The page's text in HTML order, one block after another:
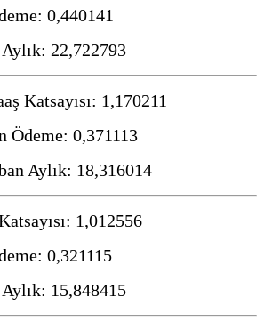
0,440141
22,722793
Katsayısı: 1,170211
Ödeme: 0,371113
Aylık: 18,316014
1,012556
0,321115
15,848415